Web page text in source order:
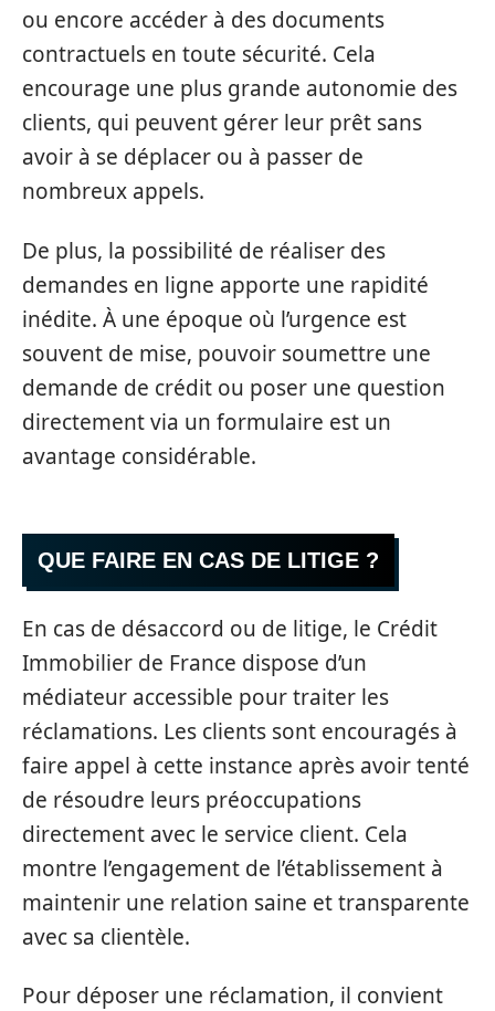
ou encore accéder à des documents
contractuels en toute sécurité. Cela
encourage une plus grande autonomie des
clients, qui peuvent gérer leur prêt sans
avoir à se déplacer ou à passer de
nombreux appels.
De plus, la possibilité de réaliser des
demandes en ligne apporte une rapidité
inédite. À une époque où l’urgence est
souvent de mise, pouvoir soumettre une
demande de crédit ou poser une question
directement via un formulaire est un
avantage considérable.
QUE FAIRE EN CAS DE LITIGE ?
En cas de désaccord ou de litige, le Crédit
Immobilier de France dispose d’un
médiateur accessible pour traiter les
réclamations. Les clients sont encouragés à
faire appel à cette instance après avoir tenté
de résoudre leurs préoccupations
directement avec le service client. Cela
montre l’engagement de l’établissement à
maintenir une relation saine et transparente
avec sa clientèle.
Pour déposer une réclamation, il convient